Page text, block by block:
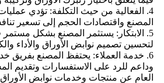
4. الفعالية من حيث التكلفة: تؤدي
المصنع واقتصادات الحجم إلى تسعير
5. الابتكار: يستثمر المصنع بشكل
لتحسين تصميم نوابض الأوراق والأداء
6. خدمة العملاء: يحتفظ المصنع بفريق
وداعم للرد على الاستفسارات وتقديم
العام عن منتجات وخدمات نوابض